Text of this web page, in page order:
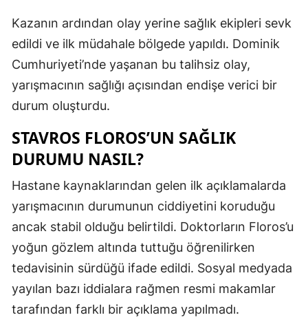
Trabzon
Şanlıurfa
Zonguldak
Aksaray
Bayburt
Karaman
Kazanın ardından olay yerine sağlık ekipleri sevk
edildi ve ilk müdahale bölgede yapıldı. Dominik
Cumhuriyeti’nde yaşanan bu talihsiz olay,
yarışmacının sağlığı açısından endişe verici bir
durum oluşturdu.
STAVROS FLOROS’UN SAĞLIK
DURUMU NASIL?
Hastane kaynaklarından gelen ilk açıklamalarda
yarışmacının durumunun ciddiyetini koruduğu
ancak stabil olduğu belirtildi. Doktorların Floros’u
yoğun gözlem altında tuttuğu öğrenilirken
tedavisinin sürdüğü ifade edildi. Sosyal medyada
yayılan bazı iddialara rağmen resmi makamlar
tarafından farklı bir açıklama yapılmadı.